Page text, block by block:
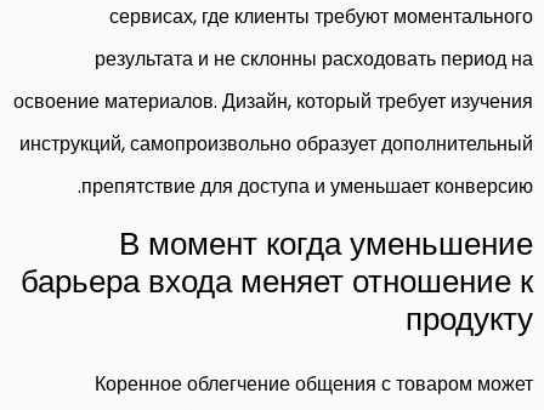
сервисах, где клиенты требуют моментального
результата и не склонны расходовать период на
освоение материалов. Дизайн, который требует изучения
инструкций, самопроизвольно образует дополнительный
препятствие для доступа и уменьшает конверсию.
В момент когда уменьшение
барьера входа меняет отношение к
продукту
Коренное облегчение общения с товаром может